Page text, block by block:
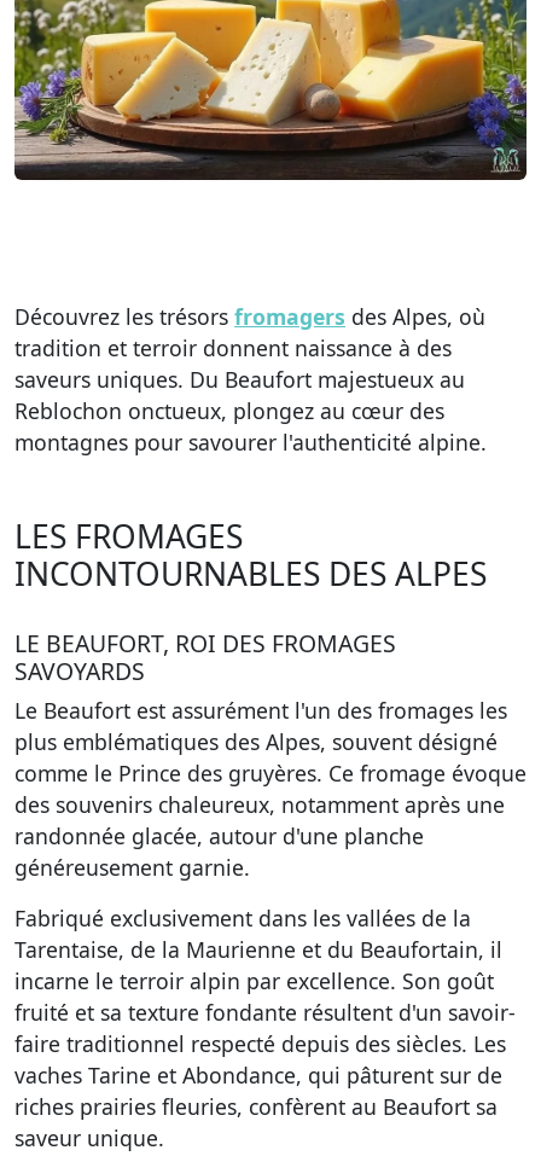
Découvrez les trésors fromagers des Alpes, où
tradition et terroir donnent naissance à des
saveurs uniques. Du Beaufort majestueux au
Reblochon onctueux, plongez au cœur des
montagnes pour savourer l'authenticité alpine.
LES FROMAGES
INCONTOURNABLES DES ALPES
LE BEAUFORT, ROI DES FROMAGES
SAVOYARDS
Le Beaufort est assurément l'un des fromages les
plus emblématiques des Alpes, souvent désigné
comme le Prince des gruyères. Ce fromage évoque
des souvenirs chaleureux, notamment après une
randonnée glacée, autour d'une planche
généreusement garnie.
Fabriqué exclusivement dans les vallées de la
Tarentaise, de la Maurienne et du Beaufortain, il
incarne le terroir alpin par excellence. Son goût
fruité et sa texture fondante résultent d'un savoir-
faire traditionnel respecté depuis des siècles. Les
vaches Tarine et Abondance, qui pâturent sur de
riches prairies fleuries, confèrent au Beaufort sa
saveur unique.